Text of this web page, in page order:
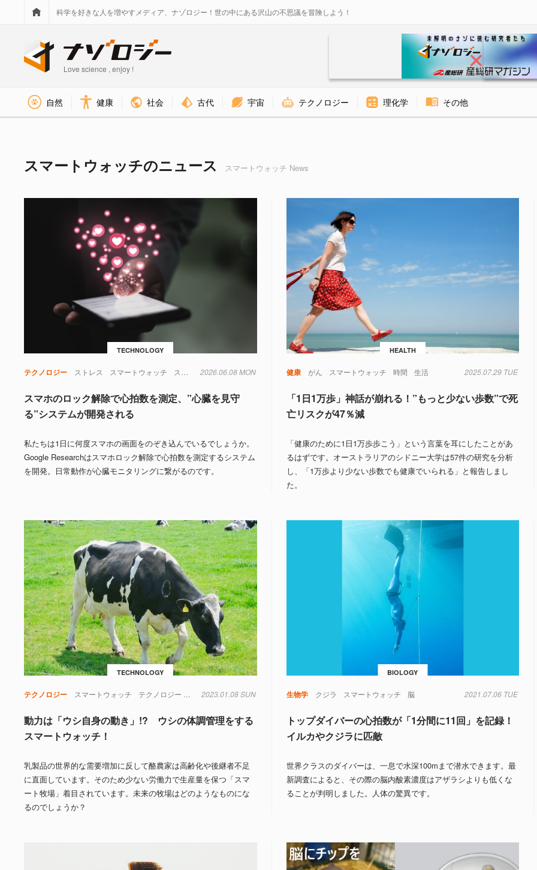
科学を好きな人を増やすメディア、ナゾロジー！世の中にある沢山の不思議を冒険しよう！
Love science , enjoy !
自然 健康 社会 古代 宇宙 テクノロジー 理化学 その他
スマートウォッチのニュース スマートウォッチ News
TECHNOLOGY
テクノロジー ストレス スマートウォッチ スマートフォン センサー 医療 心臓 心臓病 睡眠 色
2026.06.08 MON
スマホのロック解除で心拍数を測定、”心臓を見守
る”システムが開発される
私たちは1日に何度スマホの画面をのぞき込んでいるでしょうか。
Google Researchはスマホロック解除で心拍数を測定するシステム
を開発。日常動作が心臓モニタリングに繋がるのです。
HEALTH
健康 がん スマートウォッチ 時間 生活 2025.07.29 TUE
「1日1万歩」神話が崩れる！”もっと少ない歩数”で死
亡リスクが47％減
「健康のために1日1万歩歩こう」という言葉を耳にしたことがあ
るはずです。オーストラリアのシドニー大学は57件の研究を分析
し、「1万歩より少ない歩数でも健康でいられる」と報告しまし
た。
TECHNOLOGY
テクノロジー スマートウォッチ テクノロジー 動物・植物 自然エネルギー 電池
2023.01.08 SUN
動力は「ウシ自身の動き」!? ウシの体調管理をする
スマートウォッチ！
乳製品の世界的な需要増加に反して酪農家は高齢化や後継者不足
に直面しています。そのため少ない労働力で生産量を保つ「スマ
ート牧場」着目されています。未来の牧場はどのようなものにな
るのでしょうか？
BIOLOGY
生物学 クジラ スマートウォッチ 脳 2021.07.06 TUE
トップダイバーの心拍数が「1分間に11回」を記録！
イルカやクジラに匹敵
世界クラスのダイバーは、一息で水深100mまで潜水できます。最
新調査によると、その際の脳内酸素濃度はアザラシよりも低くな
ることが判明しました。人体の驚異です。